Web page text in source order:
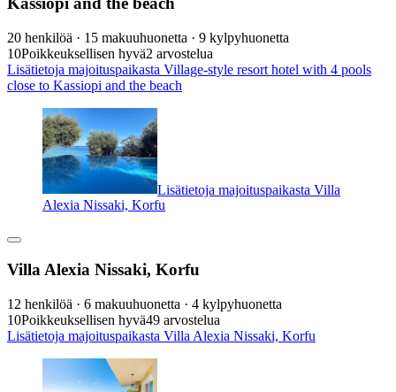
20 henkilöä · 15 makuuhuonetta · 9 kylpyhuonetta
10Poikkeuksellisen hyvä2 arvostelua
Lisätietoja majoituspaikasta Village-style resort hotel with 4 pools
close to Kassiopi and the beach
Lisätietoja majoituspaikasta Villa
Alexia Nissaki, Korfu
Villa Alexia Nissaki, Korfu
12 henkilöä · 6 makuuhuonetta · 4 kylpyhuonetta
10Poikkeuksellisen hyvä49 arvostelua
Lisätietoja majoituspaikasta Villa Alexia Nissaki, Korfu